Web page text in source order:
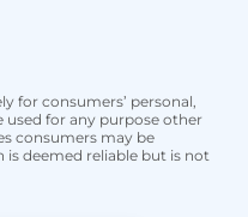
for consumers’ personal,
for any purpose other
consumers may be
deemed reliable but is not